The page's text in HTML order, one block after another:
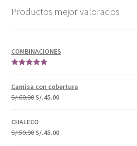
Productos mejor valorados
COMBINACIONES
Camisa con cobertura
S/.60.00 S/.45.00
CHALECO
S/.50.00 S/.45.00